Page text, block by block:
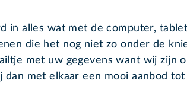
in alles wat met de computer,
die het nog niet zo onder de
met uw gegevens want wij zijn
dan met elkaar een mooi aanbod